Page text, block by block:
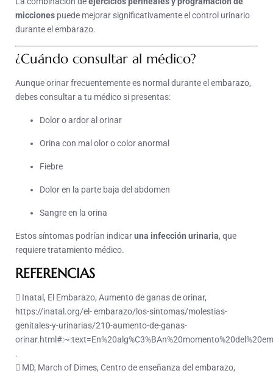
micciones puede mejorar significativamente el control urinario
durante el embarazo.
¿Cuándo consultar al médico?
Aunque orinar frecuentemente es normal durante el embarazo,
debes consultar a tu médico si presentas:
Dolor o ardor al orinar
Orina con mal olor o color anormal
Fiebre
Dolor en la parte baja del abdomen
Sangre en la orina
Estos síntomas podrían indicaruna infección urinaria, que
requiere tratamiento médico.
REFERENCIAS
 Inatal, El Embarazo, Aumento de ganas de orinar,
https://inatal.org/el- embarazo/los-sintomas/molestias-
genitales-y-urinarias/210-aumento-de-ganas-
.
 MD, March of Dimes, Centro de enseñanza del embarazo,